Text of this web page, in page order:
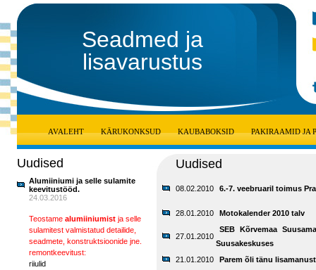
Seadmed ja
lisavarustus
AVALEHT KÄRUKONKSUD KAUBABOKSID PAKIRAAMID JA
Uudised
Alumiiniumi ja selle sulamite
keevitustööd.
24.03.2016
Teostame alumiiniumist ja selle
sulamitest valmistatud detailide,
seadmete, konstruktsioonide jne.
remontkeevitust:
riiulid
Uudised
08.02.2010 6.-7. veebruaril toimus
28.01.2010 Motokalender 2010 talv
27.01.2010
SEB Kõrvemaa
Suusakeskuses
21.01.2010
Parem õli tänu